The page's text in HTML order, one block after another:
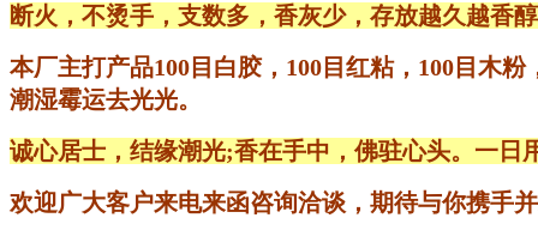
断火，不烫手，支数多，香灰少，存放越久越香
本厂主打产品100目白胶，100目红粘，100目木
潮湿霉运去光光。
诚心居士，结缘潮光;香在手中，佛驻心头。一日
欢迎广大客户来电来函咨询洽谈，期待与你携手